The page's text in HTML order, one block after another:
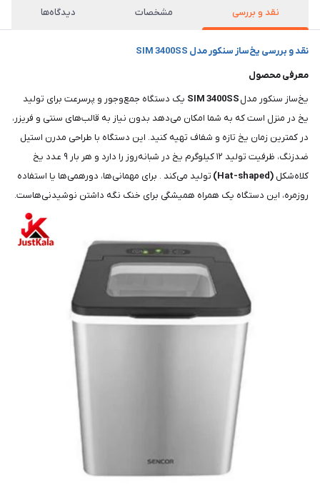
نقد و بررسی مشخصات دیدگاه‌ها
نقد و بررسی یخ‌ساز سنکور مدل SIM 3400SS
معرفی محصول
یخ‌ساز سنکور مدل
یک دستگاه جمع‌وجور و پرسرعت برای تولید
یخ در منزل است که به شما امکان می‌دهد بدون نیاز به قالب‌های سنتی و فریزر،
در کمترین زمان یخ تازه و شفاف تهیه کنید. این دستگاه با طراحی مدرن استیل
ضدزنگ، ظرفیت تولید ۱۲ کیلوگرم یخ در شبانه‌روز را دارد و هر بار ۹ عدد یخ
کلاه‌شکل (Hat-shaped)
تولید می‌کند . برای مهمانی‌ها، دورهمی‌ها یا استفاده
روزمره، این دستگاه یک همراه همیشگی برای خنک نگه داشتن نوشیدنی‌هاست.